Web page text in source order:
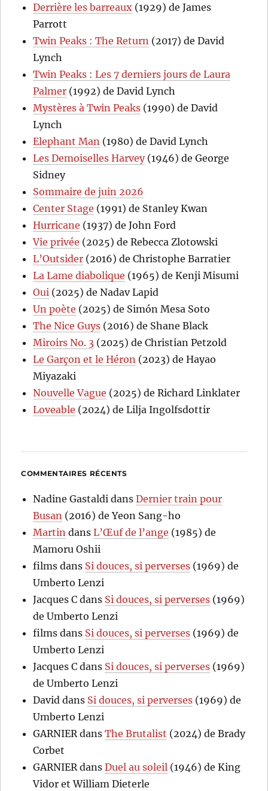
Derrière les barreaux (1929) de James
Parrott
Twin Peaks : The Return (2017) de David
Lynch
Twin Peaks : Les 7 derniers jours de Laura
Palmer (1992) de David Lynch
Mystères à Twin Peaks (1990) de David
Lynch
Elephant Man (1980) de David Lynch
Les Demoiselles Harvey(1946) de George
Sidney
Sommaire de juin 2026
Center Stage (1991) de Stanley Kwan
Hurricane (1937) de John Ford
Vie privée (2025) de Rebecca Zlotowski
L’Outsider (2016) de Christophe Barratier
La Lame diabolique (1965) de Kenji Misumi
Oui (2025) de Nadav Lapid
Un poète (2025) de Simón Mesa Soto
The Nice Guys (2016) de Shane Black
Miroirs No. 3 (2025) de Christian Petzold
Le Garçon et le Héron (2023) de Hayao
Miyazaki
Nouvelle Vague (2025) de Richard Linklater
Loveable (2024) de Lilja Ingolfsdottir
COMMENTAIRES RÉCENTS
Nadine Gastaldi dansDernier train pour
Busan (2016) de Yeon Sang-ho
Martin dansL’Œuf de l’ange (1985) de
Mamoru Oshii
films dans Si douces, si perverses (1969) de
Umberto Lenzi
Jacques C dans Si douces, si perverses (1969)
de Umberto Lenzi
films dans Si douces, si perverses (1969) de
Umberto Lenzi
Jacques C dans Si douces, si perverses (1969)
de Umberto Lenzi
David dans Si douces, si perverses (1969) de
Umberto Lenzi
GARNIER dansThe Brutalist (2024) de Brady
Corbet
GARNIER dansDuel au soleil (1946) de King
Vidor et William Dieterle